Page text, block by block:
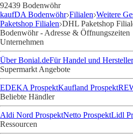
92439 Bodenwöhr
kaufDA Bodenwöhr Filialen Weitere
Paketshop Filialen DHL Paketshop
Bodenwöhr - Adresse & Öffnungszeiten
Unternehmen
Über Bonial.deFür Handel und Hersteller
Supermarkt Angebote
EDEKA ProspektKaufland Prospekt
Beliebte Händler
Aldi Nord ProspektNetto ProspektLidl
Ressourcen